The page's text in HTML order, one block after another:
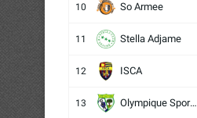
10 So Armee
11 Stella Adjame
12 ISCA
13 Olympique Sport d'Abobo FC